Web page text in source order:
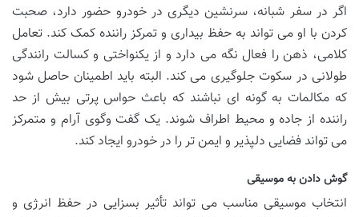
اگر در سفر شبانه، سرنشین دیگری در خودرو حضور دارد، صحبت
کردن با او می تواند به حفظ بیداری و تمرکز راننده کمک کند. تعامل
کلامی، ذهن را فعال نگه می دارد و از یکنواختی و کسالت رانندگی
طولانی در سکوت جلوگیری می کند. البته باید اطمینان حاصل شود
که مکالمات به گونه ای نباشند که باعث حواس پرتی بیش از حد
راننده از جاده و محیط اطراف شوند. یک گفت وگوی آرام و متمرکز
می تواند فضایی دلپذیر و ایمن تر را در خودرو ایجاد کند.
گوش دادن به موسیقی
انتخاب موسیقی مناسب می تواند تأثیر بسزایی در حفظ انرژی و